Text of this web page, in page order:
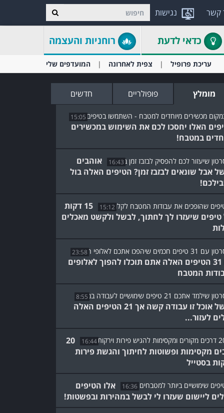
נגישות קשר
כדאי לדעת רוחניות והעצמה
עריכת פרופיל צפית לאחרונה המועדפים שלי
מומלץ פופולריים חדשים
15:05
האלו יחסכו לכם את השימוש במכשירים
במטבח!
16:43
אוהבים
אבל שונאים לבזבז זמן? הטיפים האלה בול
15:12
15 דקות
שיעזרו לך לחתוך, לבשל ולקשט מאכלים
23:58
עם 31 הטיפים האלה אתם תוכלו להפוך לאלופים
המטבח
8:55
לבשל אוכל זו עבודה קשה אך 21 הטיפים האלה
לעזור...
16:44
20
מקסימות ופשוטות לחיתוך והגשת פירות
בסטייל
16:36
אלו הטיפים
ליישום שעזרו לי לבשל במהירות ובפשטות!